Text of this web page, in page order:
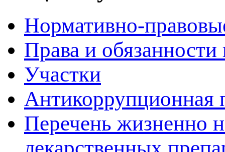
Нормативно-
Права и
Участки
Антикоррупционная
Перечень жизненно